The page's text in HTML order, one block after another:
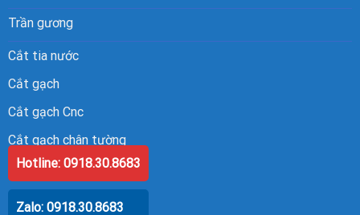
Trần gương
Cắt tia nước
Cắt gạch
Cắt gạch Cnc
Cắt gạch chân tường
Hotline: 0918.30.8683
Zalo: 0918.30.8683